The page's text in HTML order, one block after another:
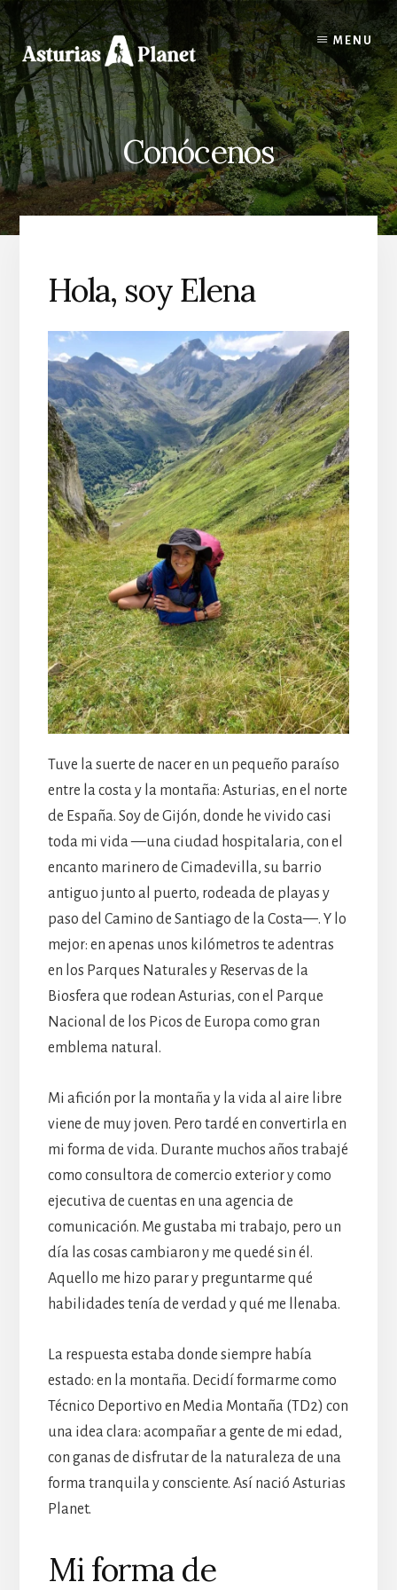
Skip
to
content
MENU
Conócenos
Hola, soy Elena
Tuve la suerte de nacer en un pequeño paraíso
entre la costa y la montaña: Asturias, en el norte
de España. Soy de Gijón, donde he vivido casi
toda mi vida —una ciudad hospitalaria, con el
encanto marinero de Cimadevilla, su barrio
antiguo junto al puerto, rodeada de playas y
paso del Camino de Santiago de la Costa—. Y lo
mejor: en apenas unos kilómetros te adentras
en los Parques Naturales y Reservas de la
Biosfera que rodean Asturias, con el Parque
Nacional de los Picos de Europa como gran
emblema natural.
Mi afición por la montaña y la vida al aire libre
viene de muy joven. Pero tardé en convertirla en
mi forma de vida. Durante muchos años trabajé
como consultora de comercio exterior y como
ejecutiva de cuentas en una agencia de
comunicación. Me gustaba mi trabajo, pero un
día las cosas cambiaron y me quedé sin él.
Aquello me hizo parar y preguntarme qué
habilidades tenía de verdad y qué me llenaba.
La respuesta estaba donde siempre había
estado: en la montaña. Decidí formarme como
Técnico Deportivo en Media Montaña (TD2) con
una idea clara: acompañar a gente de mi edad,
con ganas de disfrutar de la naturaleza de una
forma tranquila y consciente. Así nació Asturias
Planet.
Mi forma de